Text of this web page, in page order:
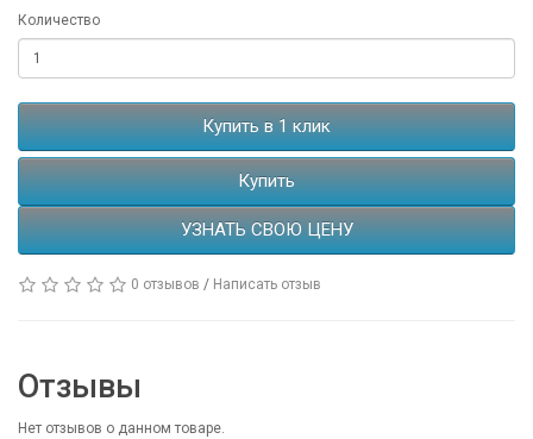
Количество
Купить в 1 клик
Купить
УЗНАТЬ СВОЮ ЦЕНУ
0 отзывов / Написать отзыв
Отзывы
Нет отзывов о данном товаре.